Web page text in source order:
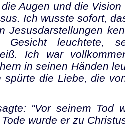
Augen und die
Ich wusste sofort,
Jesusdar­stellungen
Gesicht leuchtete,
Ich war
in seinen Händen
spürte die Liebe, die
"Vor seinem Tod
wurde er zu